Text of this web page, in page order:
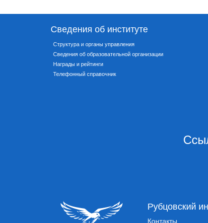
Сведения об институте
Структура и органы управления
Сведения об образовательной организации
Награды и рейтинги
Телефонный справочник
Рубцовский
Контакты